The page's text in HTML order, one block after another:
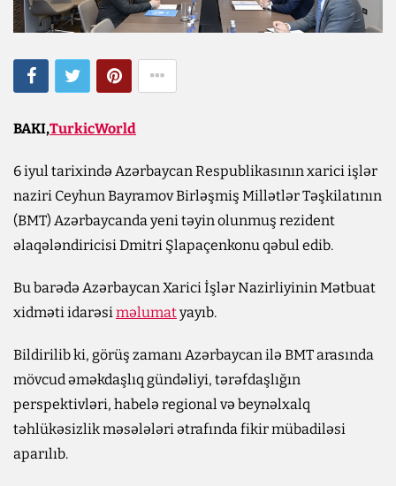
BAKI,TurkicWorld
6 iyul tarixində Azərbaycan Respublikasının xarici işlər
naziri Ceyhun Bayramov Birləşmiş Millətlər Təşkilatının
(BMT) Azərbaycanda yeni təyin olunmuş rezident
əlaqələndiricisi Dmitri Şlapaçenkonu qəbul edib.
Bu barədə Azərbaycan Xarici İşlər Nazirliyinin Mətbuat
xidməti idarəsiməlumatyayıb.
Bildirilib ki, görüş zamanı Azərbaycan ilə BMT arasında
mövcud əməkdaşlıq gündəliyi, tərəfdaşlığın
perspektivləri, habelə regional və beynəlxalq
təhlükəsizlik məsələləri ətrafında fikir mübadiləsi
aparılıb.